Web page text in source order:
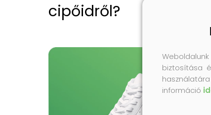
cipőidről?
biztosítása
információ